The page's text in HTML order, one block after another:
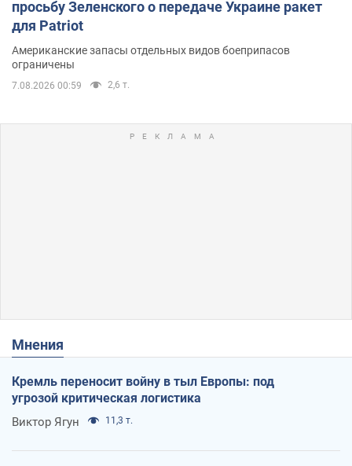
просьбу Зеленского о передаче Украине ракет
для Patriot
Американские запасы отдельных видов боеприпасов
ограничены
7.08.2026 00:59 2,6 т.
Мнения
Кремль переносит войну в тыл Европы: под
угрозой критическая логистика
Виктор Ягун 11,3 т.